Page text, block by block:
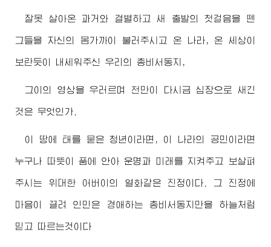
잘못 살아온 과거와 결별하고 새 출발의 첫걸음을 뗀
그들을 자신의 몸가까이 불러주시고 온 나라, 온 세상이
보란듯이 내세워주신 우리의 총비서동지 ,
그이의 영상을 우러르며 천만이 다시금 심장으로 새긴
것은 무엇인가.
이 땅에 태를 묻은 청년이라면, 이 나라의 공민이라면
누구나 따뜻이 품에 안아 운명과 미래를 지켜주고 보살펴
주시는 위대한 어버이 의 열화같은 진정이다. 그 진정에
마음이 끌려 인민은 경애하는 총비서동지 만을 하늘처럼
믿고 따르는것이다